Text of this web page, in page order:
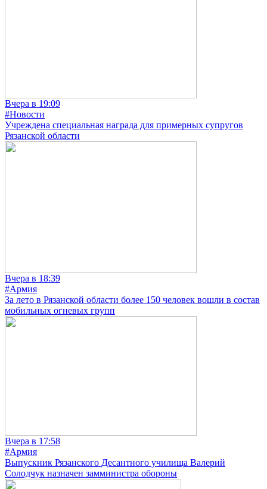
Вчера в 19:09
#Новости
Учреждена специальная награда для примерных супругов
Рязанской области
Вчера в 18:39
#Армия
За лето в Рязанской области более 150 человек вошли в состав
мобильных огневых групп
Вчера в 17:58
#Армия
Выпускник Рязанского Десантного училища Валерий
Солодчук назначен замминистра обороны